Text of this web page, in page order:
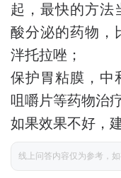
起，最快的方法
酸分泌的药物，
泮托拉唑；
保护胃粘膜，中
咀嚼片等药物治疗
如果效果不好，
线上问答内容仅为参考，